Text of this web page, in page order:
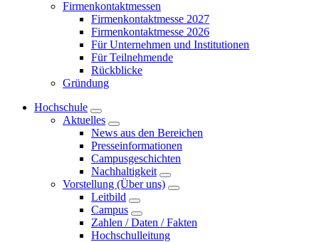
Firmenkontaktmessen
Firmenkontaktmesse 2027
Firmenkontaktmesse 2026
Für Unternehmen und Institutionen
Für Teilnehmende
Rückblicke
Gründung
Hochschule
Aktuelles
News aus den Bereichen
Presseinformationen
Campusgeschichten
Nachhaltigkeit
Vorstellung (Über uns)
Leitbild
Campus
Zahlen / Daten / Fakten
Hochschulleitung